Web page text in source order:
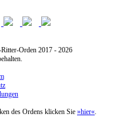
Orden 2017 - 2026
des Ordens klicken Sie »hier«.